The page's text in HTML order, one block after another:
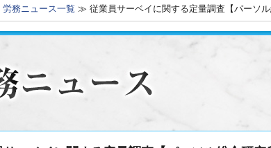
労務ニュース一覧 ≫ 従業員サーベイに関する定量調査【パーソル